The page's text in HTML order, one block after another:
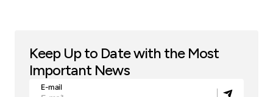
Keep Up to Date with the Most
Important News
E-mail